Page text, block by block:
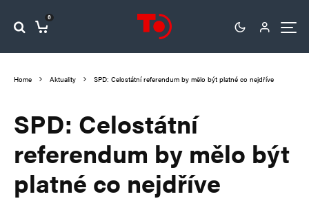
0
Home Aktuality SPD: Celostátní referendum by mělo být platné co nejdříve
SPD: Celostátní
referendum by mělo být
platné co nejdříve